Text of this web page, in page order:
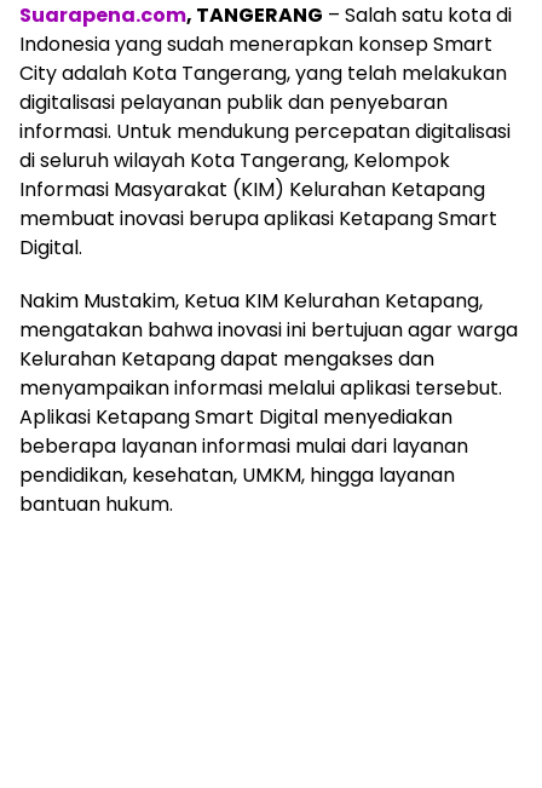
Suarapena.com, TANGERANG – Salah satu kota di
Indonesia yang sudah menerapkan konsep Smart
City adalah Kota Tangerang, yang telah melakukan
digitalisasi pelayanan publik dan penyebaran
informasi. Untuk mendukung percepatan digitalisasi
di seluruh wilayah Kota Tangerang, Kelompok
Informasi Masyarakat (KIM) Kelurahan Ketapang
membuat inovasi berupa aplikasi Ketapang Smart
Digital.
Nakim Mustakim, Ketua KIM Kelurahan Ketapang,
mengatakan bahwa inovasi ini bertujuan agar warga
Kelurahan Ketapang dapat mengakses dan
menyampaikan informasi melalui aplikasi tersebut.
Aplikasi Ketapang Smart Digital menyediakan
beberapa layanan informasi mulai dari layanan
pendidikan, kesehatan, UMKM, hingga layanan
bantuan hukum.